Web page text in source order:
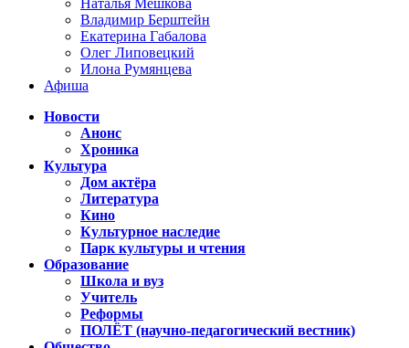
Наталья Мешкова
Владимир Берштейн
Екатерина Габалова
Олег Липовецкий
Илона Румянцева
Афиша
Новости
Анонс
Хроника
Культура
Дом актёра
Литература
Кино
Культурное наследие
Парк культуры и чтения
Образование
Школа и вуз
Учитель
Реформы
ПОЛЁТ (научно-педагогический вестник)